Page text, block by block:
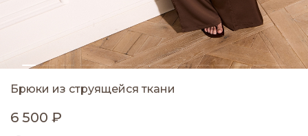
Брюки из струящейся ткани
6 500 ₽